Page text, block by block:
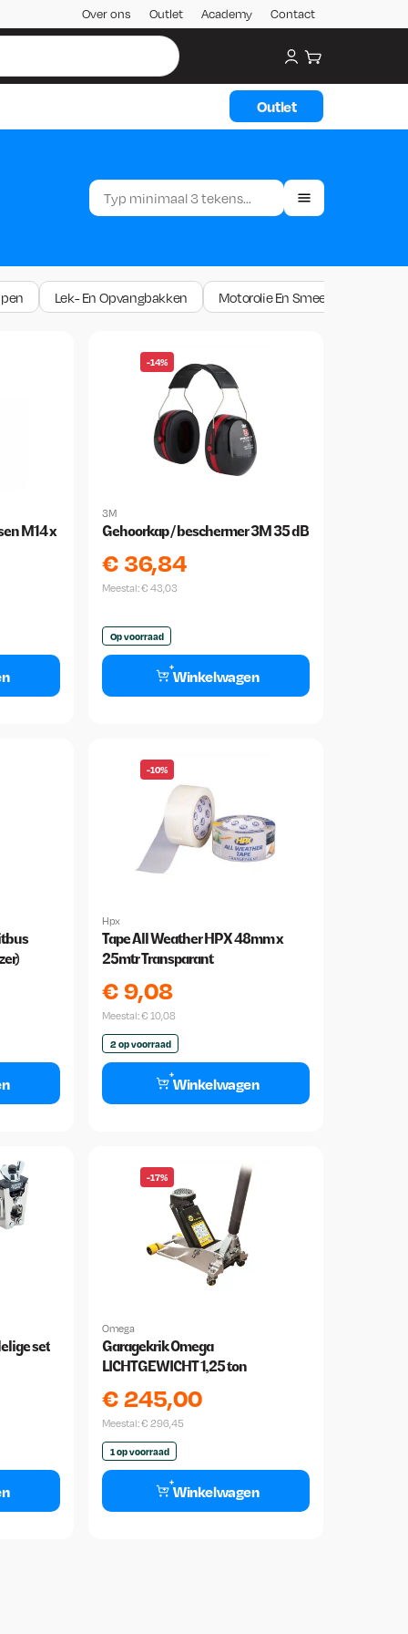
Over ons Outlet Academy Contact
My account
Winkelwagen
Outlet
Lek- En Opvangbakken Motorolie En Smeervetten
M14 x
-14%
3M
Gehoorkap / beschermer 3M 35 dB
€ 36,84
Meestal:€ 43,03
Op voorraad
Winkelwagen
-10%
Hpx
Tape All Weather HPX 48mm x
25mtr Transparant
€ 9,08
Meestal:€ 10,08
2 op voorraad
Winkelwagen
set
-17%
Omega
Garagekrik Omega
LICHTGEWICHT 1,25 ton
€245,00
Meestal:€ 296,45
1 op voorraad
Winkelwagen